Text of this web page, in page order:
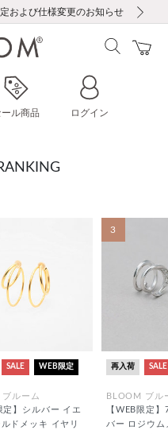
ビスのご案内
う集配への影響について
および仕様変更のお知らせ
についてのご案内
最短24時間以内に発送
ントプレゼント！
クーポンプレゼント
ポイントプレゼント
ビスのご案内
う集配への影響について
ール商品 ログイン
SALE WEB限定
ルーム
定】シルバー イエ
ルドメッキ イヤリ
3
再入荷 SALE
BLOOM ブル
【WEB限定
バー ロジウム